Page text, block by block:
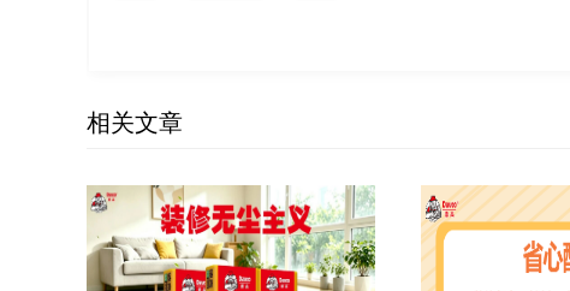
相关文章